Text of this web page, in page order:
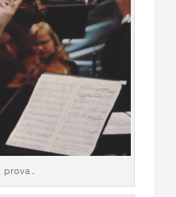
prova…